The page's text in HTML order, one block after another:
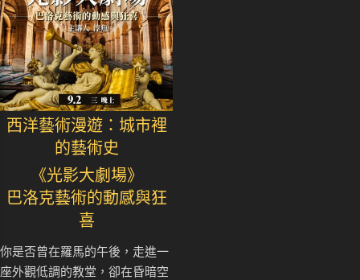
西洋藝術漫遊：城市裡
的藝術史
《光影大劇場》
巴洛克藝術的動感與狂
喜
你是否曾在羅馬的午後，走進一
座外觀低調的教堂，卻在昏暗空